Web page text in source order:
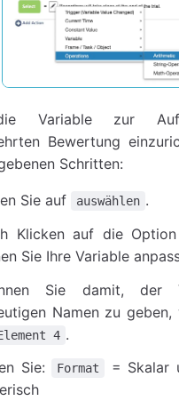
Variable zur
Bewertung
Schritten:
Sie auf auswählen .
Klicken auf die Option
Sie Ihre Variable
Sie damit, der
Namen zu geben,
4 .
Sie:
Format = Skalar